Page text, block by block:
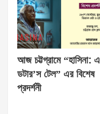
আজ চট্টগ্রামে “হাসিনা: এ
ডটার’স টেল” এর বিশেষ
প্রদর্শনী